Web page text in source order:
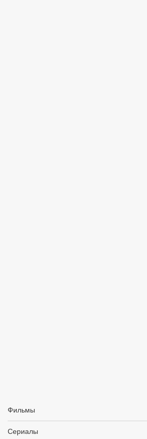
Фильмы
Сериалы